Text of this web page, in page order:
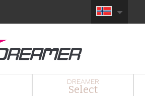
DREAMER
Select